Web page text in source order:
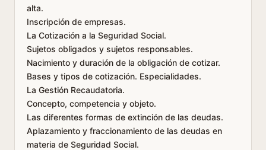
alta.
Inscripción de empresas.
La Cotización a la Seguridad Social.
Sujetos obligados y sujetos responsables.
Nacimiento y duración de la obligación de cotizar.
Bases y tipos de cotización. Especialidades.
La Gestión Recaudatoria.
Concepto, competencia y objeto.
Las diferentes formas de extinción de las deudas.
Aplazamiento y fraccionamiento de las deudas en
materia de Seguridad Social.